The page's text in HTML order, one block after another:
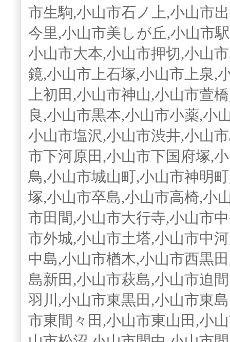
市生駒,小山市石ノ上,小山市
今里,小山市美しが丘,小山市
小山市大本,小山市押切,小山
鏡,小山市上石塚,小山市上泉,
上初田,小山市神山,小山市萱
良,小山市黒本,小山市小薬,小
小山市塩沢,小山市渋井,小山
市下河原田,小山市下国府塚,
鳥,小山市城山町,小山市神明
塚,小山市卒島,小山市高椅,小
市田間,小山市大行寺,小山市
市外城,小山市土塔,小山市中
中島,小山市楢木,小山市西黒
島新田,小山市萩島,小山市迫
羽川,小山市東黒田,小山市東
市東間々田,小山市東山田,小